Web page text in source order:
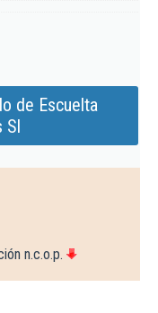
de Escuelta
Sl
n.c.o.p.